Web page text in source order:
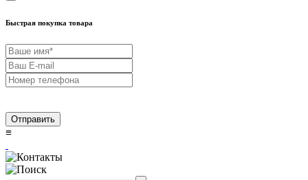
Быстрая покупка товара
Отправить
≡